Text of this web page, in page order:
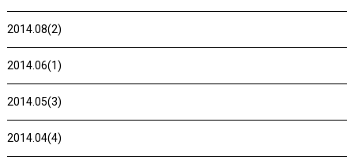
2014.08(2)
2014.06(1)
2014.05(3)
2014.04(4)